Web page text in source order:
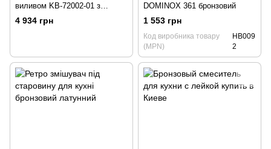
виливом KB-72002-01 з
виходом для питної води,
хром, сірий
4 934 грн
DOMINOX 361 бронзовий
1 553 грн
Код виробника товару
(MPN)
HB009
2